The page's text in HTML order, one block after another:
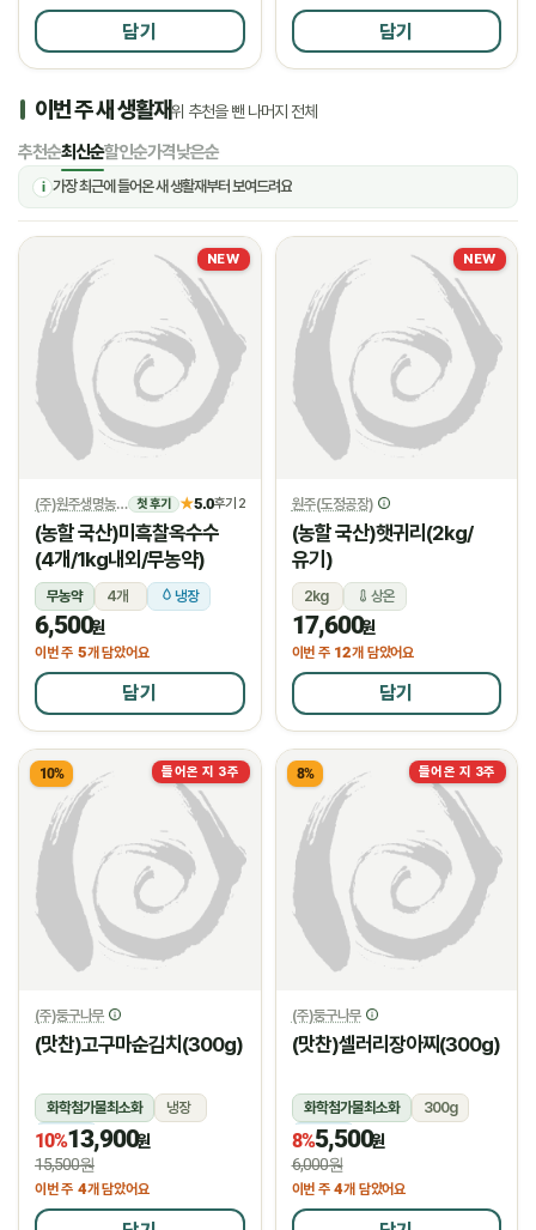
담기 담기
이번 주 새 생활재위 추천을 뺀 나머지 전체
추천순최신순할인순가격낮은순
i 가장 최근에 들어온 새 생활재부터 보여드려요
NEW
(주)원주생명농업 첫 후기 ★5.0후기 2
(농할 국산)미흑찰옥수수
(4개/1kg내외/무농약)
무농약 4개 냉장
6,500원
이번 주 5개 담았어요
담기
NEW
원주(도정공장)
(농할 국산)햇귀리(2kg/
유기)
2kg 상온
17,600원
이번 주 12개 담았어요
담기
들어온 지 3주
10%
(주)둥구나무
(맛찬)고구마순김치(300g)
화학첨가물최소화
냉장
냉장
10%13,900원
15,500원
이번 주 4개 담았어요
들어온 지 3주
8%
(주)둥구나무
(맛찬)셀러리장아찌(300g)
화학첨가물최소화
300g
냉장
8%5,500원
6,000원
이번 주 4개 담았어요